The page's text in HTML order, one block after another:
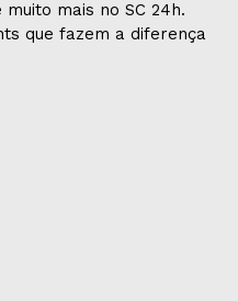
mais no SC 24h.
que fazem a diferença